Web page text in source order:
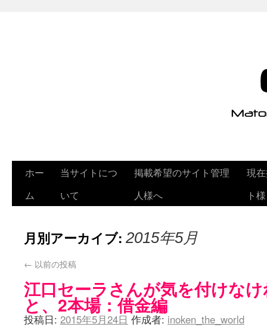
ホー
ム
当サイトにつ
いて
掲載希望のサイト管理
人様へ
現
ト様
月別アーカイブ: 2015年5月
← 以前の投稿
江口セーラさんが気を付けな
と、2本場：借金編
投稿日: 2015年5月24日 作成者: inoken_the_world